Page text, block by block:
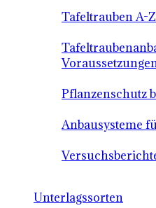
Tafeltrauben A-
Pflanzenschutz
Anbausysteme
Unterlagssorten